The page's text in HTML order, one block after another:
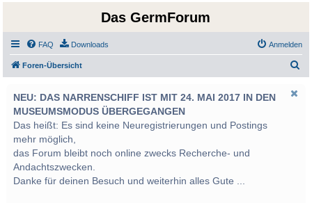
Das GermForum
FAQ Downloads Anmelden
Foren-Übersicht
NEU: DAS NARRENSCHIFF IST MIT 24. MAI 2017 IN DEN
MUSEUMSMODUS ÜBERGEGANGEN
Das heißt: Es sind keine Neuregistrierungen und Postings
mehr möglich,
das Forum bleibt noch online zwecks Recherche- und
Andachtszwecken.
Danke für deinen Besuch und weiterhin alles Gute ...